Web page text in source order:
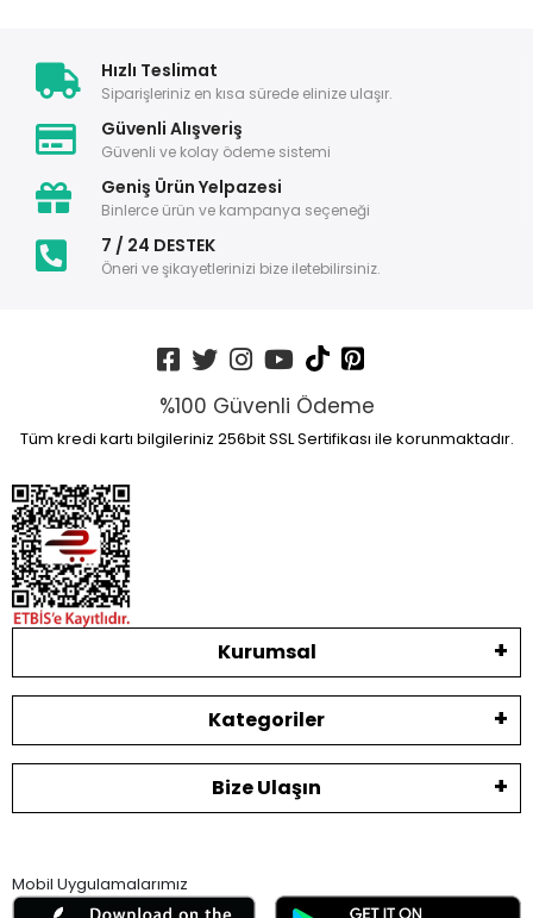
Hızlı Teslimat
Siparişleriniz en kısa sürede elinize ulaşır.
Güvenli Alışveriş
Güvenli ve kolay ödeme sistemi
Geniş Ürün Yelpazesi
Binlerce ürün ve kampanya seçeneği
7 / 24 DESTEK
Öneri ve şikayetlerinizi bize iletebilirsiniz.
%100 Güvenli Ödeme
Tüm kredi kartı bilgileriniz 256bit SSL Sertifikası ile korunmaktadır.
Kurumsal
Kategoriler
Bize Ulaşın
Mobil Uygulamalarımız